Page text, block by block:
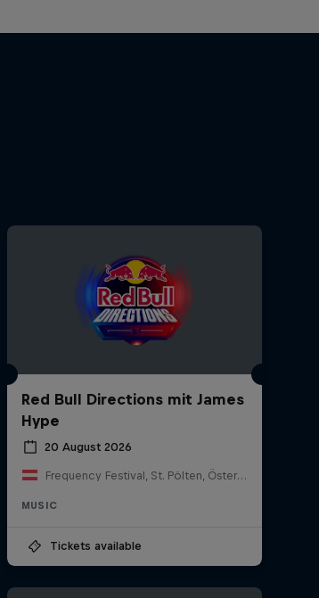
Red Bull Directions mit James
Hype
20 August 2026
Frequency Festival, St. Pölten, Österreich
MUSIC
Tickets available